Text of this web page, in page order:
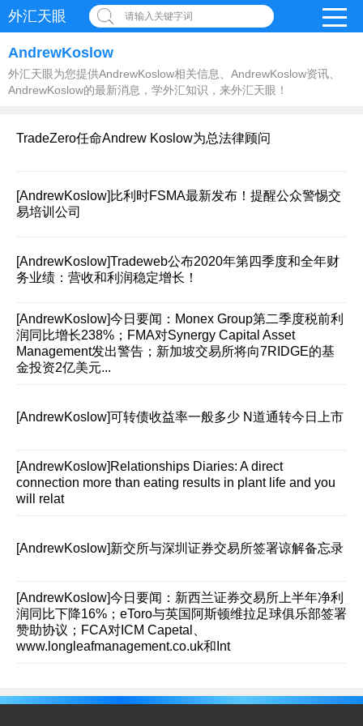
外汇天眼 请输入关键字词
AndrewKoslow
外汇天眼为您提供AndrewKoslow相关信息、AndrewKoslow资讯、
AndrewKoslow的最新消息，学外汇知识，来外汇天眼！
TradeZero任命Andrew Koslow为总法律顾问
[AndrewKoslow] 比利时FSMA最新发布！提醒公众警惕交
易培训公司
[AndrewKoslow]Tradeweb公布2020年第四季度和全年财
务业绩：营收和利润稳定增长！
[AndrewKoslow]今日要闻：Monex Group第二季度税前利
润同比增长238%；FMA对Synergy Capital Asset
Management发出警告；新加坡交易所将向7RIDGE的基
金投资2亿美元...
[AndrewKoslow]可转债收益率一般多少 N道通转今日上市
[AndrewKoslow] Relationships Diaries: A direct
connection more than eating results in plant life and you
will relat
[AndrewKoslow]新交所与深圳证券交易所签署谅解备忘录
[AndrewKoslow]今日要闻：新西兰证券交易所上半年净利
润同比下降16%；eToro与英国阿斯顿维拉足球俱乐部签署
赞助协议；FCA对ICM Capetal、
www.longleafmanagement.co.uk和Int